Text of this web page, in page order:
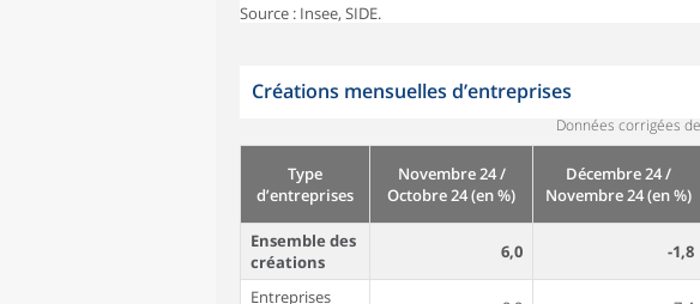
Source : Insee, SIDE.
Créations mensuelles d’entreprises
Données corrigées
Type
d’entreprises
Novembre 24 /
Octobre 24 (en %)
Décembre 24 /
Novembre 24 (en %)
Ensemble des
créations
6,0 -1,8
Entreprises